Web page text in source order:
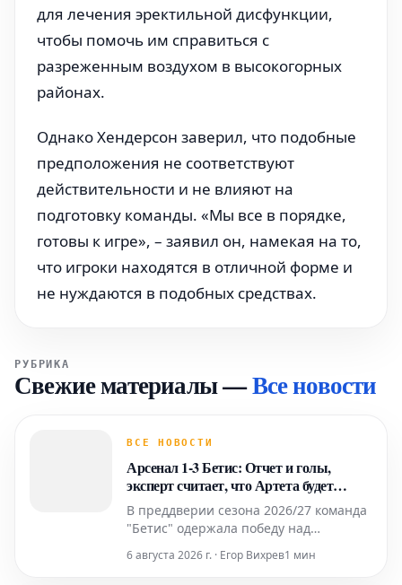
для лечения эректильной дисфункции,
чтобы помочь им справиться с
разреженным воздухом в высокогорных
районах.
Однако Хендерсон заверил, что подобные
предположения не соответствуют
действительности и не влияют на
подготовку команды. «Мы все в порядке,
готовы к игре», – заявил он, намекая на то,
что игроки находятся в отличной форме и
не нуждаются в подобных средствах.
РУБРИКА
Свежие материалы—Все новости
ВСЕ НОВОСТИ
Арсенал 1-3 Бетис: Отчет и голы,
эксперт считает, что Артета будет
"обеспокоен"
В преддверии сезона 2026/27 команда
"Бетис" одержала победу над
товарищеском матче. Игра, которая,
6 августа 2026 г. · Егор Вихрев1 мин